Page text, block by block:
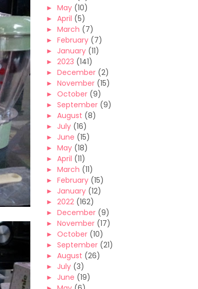
► May (10)
► April (5)
► March (7)
► February (7)
► January (11)
► 2023 (141)
► December (2)
► November (15)
► October (9)
► September (9)
► August (8)
► July (16)
► June (15)
► May (18)
► April (11)
► March (11)
► February (15)
► January (12)
► 2022 (162)
► December (9)
► November (17)
► October (10)
► September (21)
► August (26)
► July (3)
► June (19)